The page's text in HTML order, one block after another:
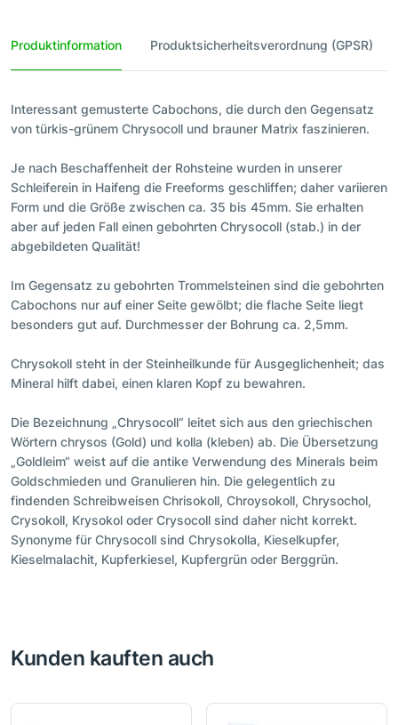
Produktinformation Produktsicherheitsverordnung (GPSR)
Interessant gemusterte Cabochons, die durch den Gegensatz
von türkis-grünem Chrysocoll und brauner Matrix faszinieren.
Je nach Beschaffenheit der Rohsteine wurden in unserer
Schleiferein in Haifeng die Freeforms geschliffen; daher variieren
Form und die Größe zwischen ca. 35 bis 45mm. Sie erhalten
aber auf jeden Fall einen gebohrten Chrysocoll (stab.) in der
abgebildeten Qualität!
Im Gegensatz zu gebohrten Trommelsteinen sind die gebohrten
Cabochons nur auf einer Seite gewölbt; die flache Seite liegt
besonders gut auf. Durchmesser der Bohrung ca. 2,5mm.
Chrysokoll steht in der Steinheilkunde für Ausgeglichenheit; das
Mineral hilft dabei, einen klaren Kopf zu bewahren.
Die Bezeichnung „Chrysocoll“ leitet sich aus den griechischen
Wörtern chrysos (Gold) und kolla (kleben) ab. Die Übersetzung
„Goldleim“ weist auf die antike Verwendung des Minerals beim
Goldschmieden und Granulieren hin. Die gelegentlich zu
findenden Schreibweisen Chrisokoll, Chroysokoll, Chrysochol,
Crysokoll, Krysokol oder Crysocoll sind daher nicht korrekt.
Synonyme für Chrysocoll sind Chrysokolla, Kieselkupfer,
Kieselmalachit, Kupferkiesel, Kupfergrün oder Berggrün.
Kunden kauften auch